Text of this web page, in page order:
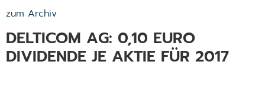
zum Archiv
DELTICOM AG: 0,10 EURO
DIVIDENDE JE AKTIE FÜR 2017